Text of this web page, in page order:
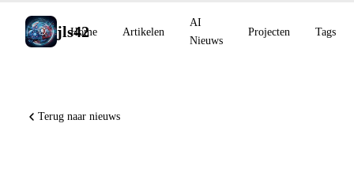
jls42
Home Artikelen
AI
Nieuws
Projecten Tags
Terug naar nieuws